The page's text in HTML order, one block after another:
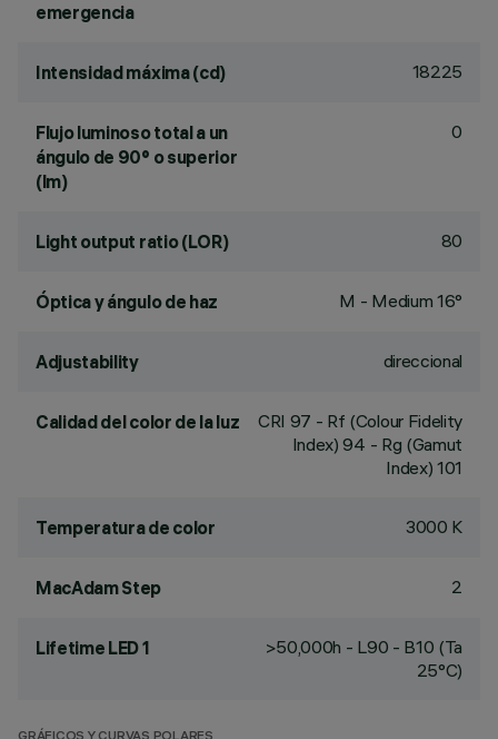
emergencia
Intensidad máxima (cd) 18225
Flujo luminoso total a un
ángulo de 90° o superior
(lm)
0
Light output ratio (LOR) 80
Óptica y ángulo de haz M - Medium 16°
Adjustability direccional
Calidad del color de la luz CRI 97 - Rf (Colour Fidelity
Index) 94 - Rg (Gamut
Index) 101
Temperatura de color 3000 K
MacAdam Step 2
Lifetime LED 1
>50,000h - L90 - B10 (Ta
25°C)